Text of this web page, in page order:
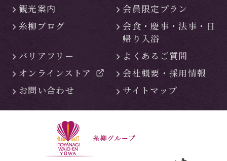
観光案内
会員限定プラン
糸柳ブログ
会食・慶事・ 法事・日
帰り入浴
バリアフリー
よくあるご質問
オンラインストア
会社概要・ 採用情報
お問い合わせ
サイトマップ